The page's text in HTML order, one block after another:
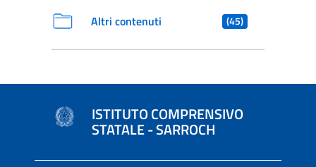
Altri contenuti (45)
ISTITUTO COMPRENSIVO
STATALE - SARROCH